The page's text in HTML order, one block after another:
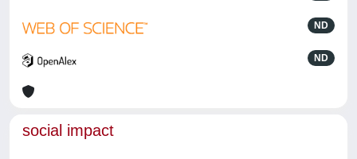
ND
ND
social impact